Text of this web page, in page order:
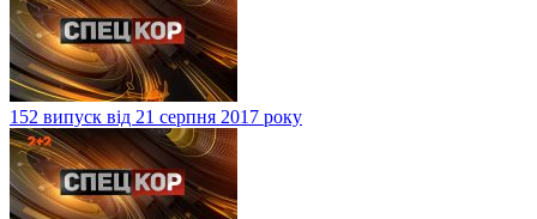
152 випуск від 21 серпня 2017 року